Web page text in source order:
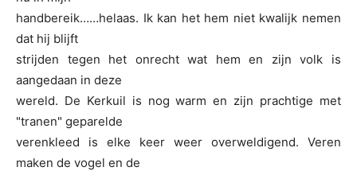
handbereik……helaas. Ik kan het hem niet kwalijk nemen
dat hij blijft
strijden tegen het onrecht wat hem en zijn volk is
aangedaan in deze
wereld. De Kerkuil is nog warm en zijn prachtige met
"tranen" geparelde
verenkleed is elke keer weer overweldigend. Veren
maken de vogel en de